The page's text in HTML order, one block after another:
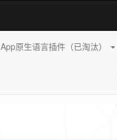
App原生语言插件（已淘汰）